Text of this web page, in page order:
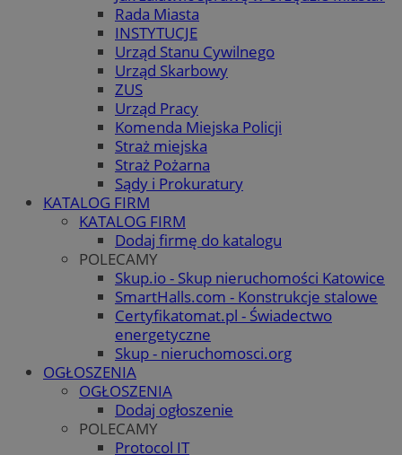
Rada Miasta
INSTYTUCJE
Urząd Stanu Cywilnego
Urząd Skarbowy
ZUS
Urząd Pracy
Komenda Miejska Policji
Straż miejska
Straż Pożarna
Sądy i Prokuratury
KATALOG FIRM
KATALOG FIRM
Dodaj firmę do katalogu
POLECAMY
Skup.io - Skup nieruchomości Katowice
SmartHalls.com - Konstrukcje stalowe
Certyfikatomat.pl - Świadectwo
energetyczne
Skup - nieruchomosci.org
OGŁOSZENIA
OGŁOSZENIA
Dodaj ogłoszenie
POLECAMY
Protocol IT